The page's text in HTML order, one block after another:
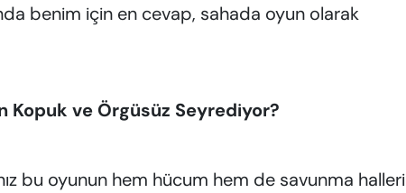
benim için en cevap, sahada oyun olarak
Kopuk ve Örgüsüz Seyrediyor?
bu oyunun hem hücum hem de savunma halleri